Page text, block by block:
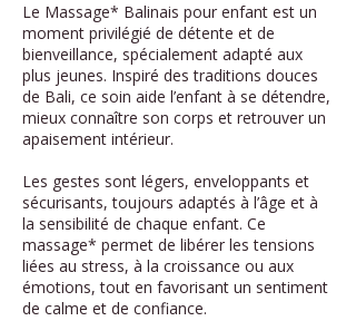
Le Massage* Balinais pour enfant est un
moment privilégié de détente et de
bienveillance, spécialement adapté aux
plus jeunes. Inspiré des traditions douces
de Bali, ce soin aide l’enfant à se détendre,
mieux connaître son corps et retrouver un
apaisement intérieur.
Les gestes sont légers, enveloppants et
sécurisants, toujours adaptés à l’âge et à
la sensibilité de chaque enfant. Ce
massage* permet de libérer les tensions
liées au stress, à la croissance ou aux
émotions, tout en favorisant un sentiment
de calme et de confiance.